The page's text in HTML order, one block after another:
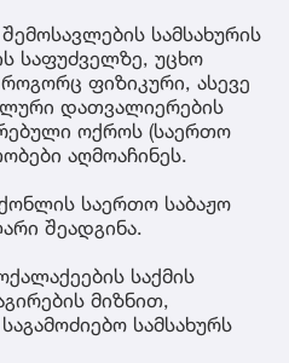
სამსახურის
საფუძველზე, უცხო
ფიზიკური, ასევე
დათვალიერების
ოქროს (საერთო
აღმოაჩინეს.
საერთო საბაჟო
შეადგინა.
საქმის
მიზნით,
სამსახურს